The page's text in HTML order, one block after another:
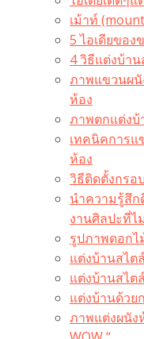
เม้าท์
5 ไอเดียขอ
4 วิธีแต่งบ้า
ภาพแขวนผนั
ห้อง
ภาพตกแต่งบ้
เทคนิคการแ
ห้อง
วิธีติดตั้งกรอ
นำความรู้สึ
งานศิลปะที่ไ
รูปภาพดอกไ
แต่งบ้านสไต
แต่งบ้านสไ
แต่งบ้านด้วย
ภาพแต่งผนัง